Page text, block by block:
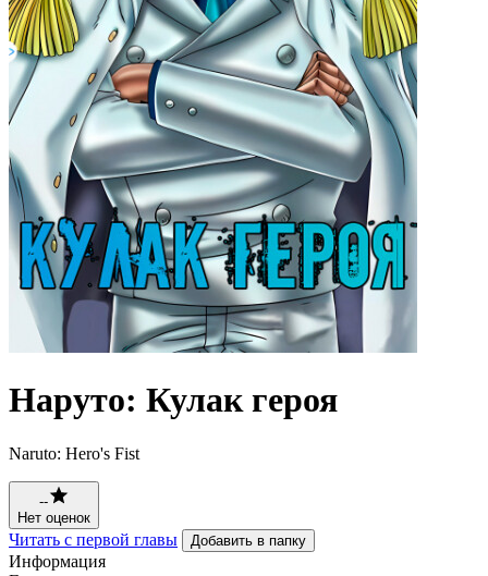
Наруто: Кулак героя
Naruto: Hero's Fist
--
Нет оценок
Читать с первой главы Добавить в папку
Информация